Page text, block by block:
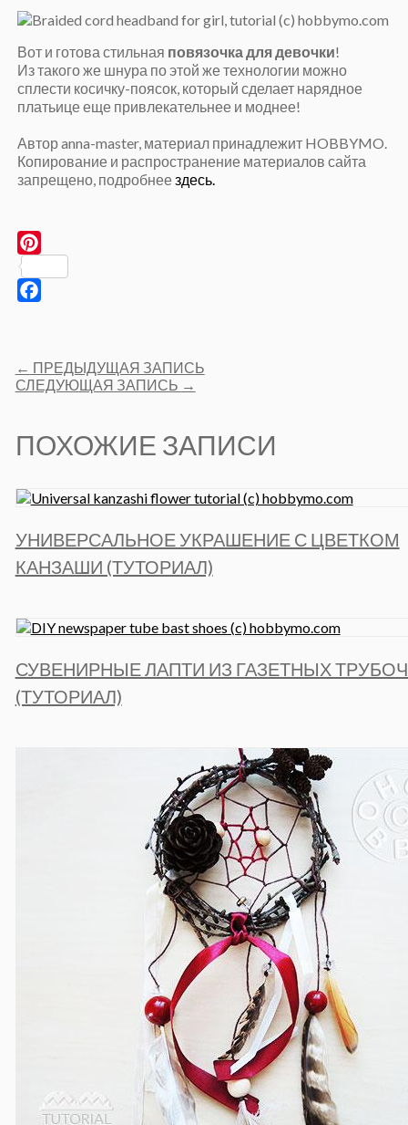
Вот и готова стильная повязочка для девочки!
Из такого же шнура по этой же технологии можно
сплести косичку-поясок, который сделает нарядное
платьице еще привлекательнее и моднее!
Автор anna-master, материал принадлежит HOBBYMO.
Копирование и распространение материалов сайта
запрещено, подробнеездесь.
Post
navigation
← ПРЕДЫДУЩАЯ ЗАПИСЬ
СЛЕДУЮЩАЯ ЗАПИСЬ →
ПОХОЖИЕ ЗАПИСИ
УНИВЕРСАЛЬНОЕ УКРАШЕНИЕ С ЦВЕТКОМ
КАНЗАШИ (ТУТОРИАЛ)
СУВЕНИРНЫЕ ЛАПТИ ИЗ ГАЗЕТНЫХ
(ТУТОРИАЛ)